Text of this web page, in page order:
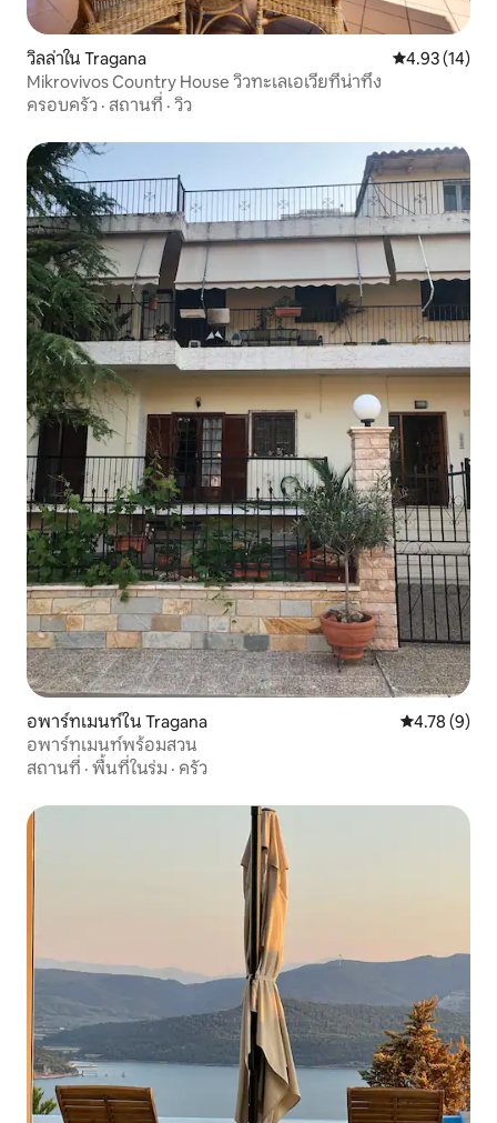
วิลล่าใน Tragana คะแนนเฉลี่ย
4.93 (14)
Mikrovivos Country House วิวทะเลเอเวียที่น่าทึ่ง
ครอบครัว · สถานที่ · วิว
อพาร์ทเมนท์ใน Tragana คะแนนเฉลี่ย
4.78 (9)
อพาร์ทเมนท์พร้อมสวน
สถานที่ · พื้นที่ในร่ม · ครัว